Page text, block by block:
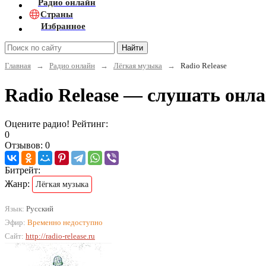
Радио онлайн
Страны
Избранное
Найти
Главная
→ Радио онлайн → Лёгкая музыка → Radio Release
Radio Release — слушать
Оцените радио! Рейтинг:
0
Отзывов: 0
Битрейт:
Жанр:
Лёгкая музыка
Язык: Русский
Эфир: Временно недоступно
Сайт: http://radio-release.ru